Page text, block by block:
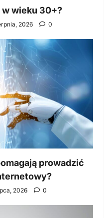
wieku 30+?
2026 0
prowadzić
2026 0